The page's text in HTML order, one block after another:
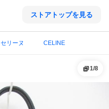
ストアトップを見る
セリーヌ CELINE
1/8